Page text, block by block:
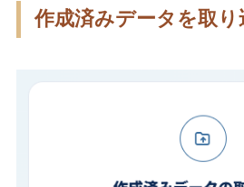
作成済みデータを取り